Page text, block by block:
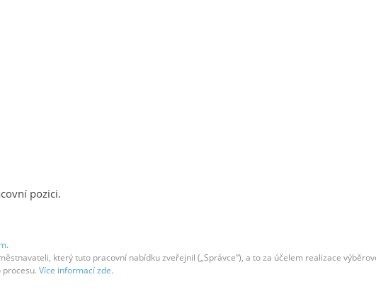
pozici.
.
který tuto pracovní nabídku zveřejnil („Správce“), a to za účelem realizace
Více informací zde.